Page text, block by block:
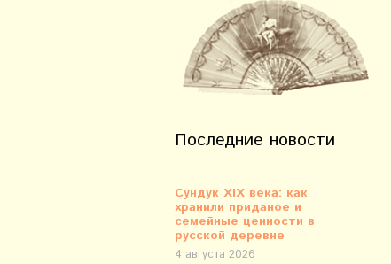
Последние новости
Сундук XIX века: как
хранили приданое и
семейные ценности в
русской деревне
4 августа 2026